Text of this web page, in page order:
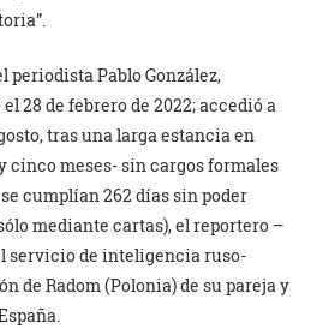
periodista Pablo González,
28 de febrero de 2022; accedió a
tras una larga estancia en
cinco meses- sin cargos formales
cumplían 262 días sin poder
mediante cartas), el reportero –
servicio de inteligencia ruso-
de Radom (Polonia) de su pareja y